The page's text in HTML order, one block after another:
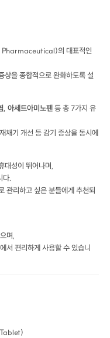
Pharmaceutical)의 대표적인
상을 종합적으로 완화하도록 설
, 아세트아미노펜등 총 7가지 유
채기 개선 등 감기 증상을 동시에
대성이 뛰어나며,
다.
관리하고 싶은 분들에게 추천되
며,
서 편리하게 사용할 수 있습니